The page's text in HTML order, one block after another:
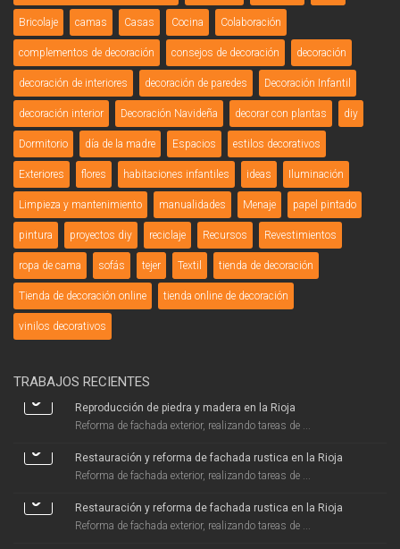
Bricolaje camas Casas Cocina Colaboración
complementos de decoración consejos de decoración decoración
decoración de interiores decoración de paredes Decoración Infantil
decoración interior Decoración Navideña decorar con plantas diy
Dormitorio día de la madre Espacios estilos decorativos
Exteriores flores habitaciones infantiles ideas Iluminación
Limpieza y mantenimiento manualidades Menaje papel pintado
pintura proyectos diy reciclaje Recursos Revestimientos
ropa de cama sofás tejer Textil tienda de decoración
Tienda de decoración online tienda online de decoración
vinilos decorativos
TRABAJOS RECIENTES
Reproducción de piedra y madera en la Rioja
Reforma de fachada exterior, realizando tareas de ...
Restauración y reforma de fachada rustica en la Rioja
Reforma de fachada exterior, realizando tareas de ...
Restauración y reforma de fachada rustica en la Rioja
Reforma de fachada exterior, realizando tareas de ...